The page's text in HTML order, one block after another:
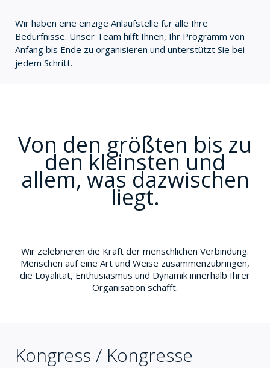
Wir haben eine einzige Anlaufstelle für alle Ihre
Bedürfnisse. Unser Team hilft Ihnen, Ihr Programm von
Anfang bis Ende zu organisieren und unterstützt Sie bei
jedem Schritt.
Von den größten bis zu
den kleinsten und
allem, was dazwischen
liegt.
Wir zelebrieren die Kraft der menschlichen Verbindung.
Menschen auf eine Art und Weise zusammenzubringen,
die Loyalität, Enthusiasmus und Dynamik innerhalb Ihrer
Organisation schafft.
Kongress / Kongresse